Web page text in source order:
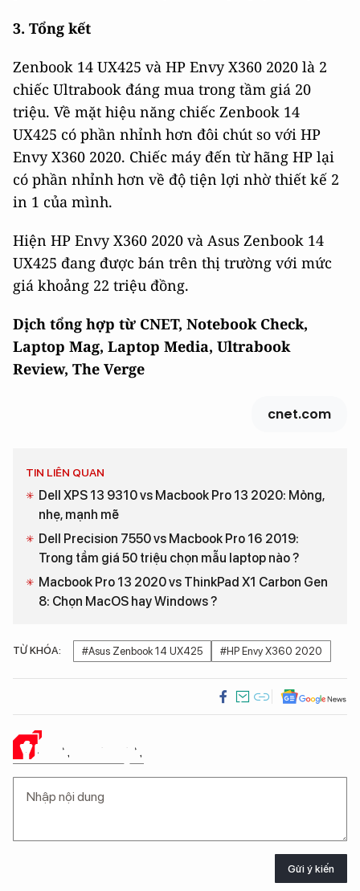
3. Tổng kết
Zenbook 14 UX425 và HP Envy X360 2020 là 2
chiếc Ultrabook đáng mua trong tầm giá 20
triệu. Về mặt hiệu năng chiếc Zenbook 14
UX425 có phần nhỉnh hơn đôi chút so với HP
Envy X360 2020. Chiếc máy đến từ hãng HP lại
có phần nhỉnh hơn về độ tiện lợi nhờ thiết kế 2
in 1 của mình.
Hiện HP Envy X360 2020 và Asus Zenbook 14
UX425 đang được bán trên thị trường với mức
giá khoảng 22 triệu đồng.
Dịch tổng hợp từ CNET, Notebook Check,
Laptop Mag, Laptop Media, Ultrabook
Review, The Verge
cnet.com
TIN LIÊN QUAN
Dell XPS 13 9310 vs Macbook Pro 13 2020: Mỏng,
nhẹ, mạnh mẽ
Dell Precision 7550 vs Macbook Pro 16 2019:
Trong tầm giá 50 triệu chọn mẫu laptop nào ?
Macbook Pro 13 2020 vs ThinkPad X1 Carbon Gen
8: Chọn MacOS hay Windows ?
TỪ KHÓA: #Asus Zenbook 14 UX425 #HP Envy X360 2020
Ý KIẾN CỦA BẠN
Gửi ý kiến